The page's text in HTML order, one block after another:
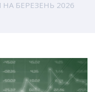
БЕРЕЗЕНЬ 2026